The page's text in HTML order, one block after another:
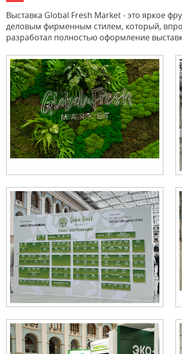
Выставка Global Fresh Market - это яркое
деловым фирменным стилем, который,
разработал полностью оформление